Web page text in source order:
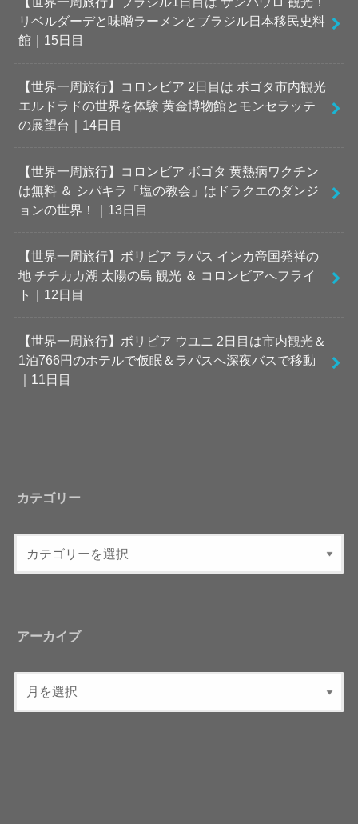
リベルダーデと味噌ラーメンとブラジル日本移民史料
館｜15日目
【世界一周旅行】コロンビア 2日目は ボゴタ市内観光
エルドラドの世界を体験 黄金博物館とモンセラッテ
の展望台｜14日目
【世界一周旅行】コロンビア ボゴタ 黄熱病ワクチン
は無料 ＆ シパキラ「塩の教会」はドラクエのダンジ
ョンの世界！｜13日目
【世界一周旅行】ボリビア ラパス インカ帝国発祥の
地 チチカカ湖 太陽の島 観光 ＆ コロンビアへフライ
ト｜12日目
【世界一周旅行】ボリビア ウユニ 2日目は市内観光＆
1泊766円のホテルで仮眠＆ラパスへ深夜バスで移動
｜11日目
カテゴリー
アーカイブ